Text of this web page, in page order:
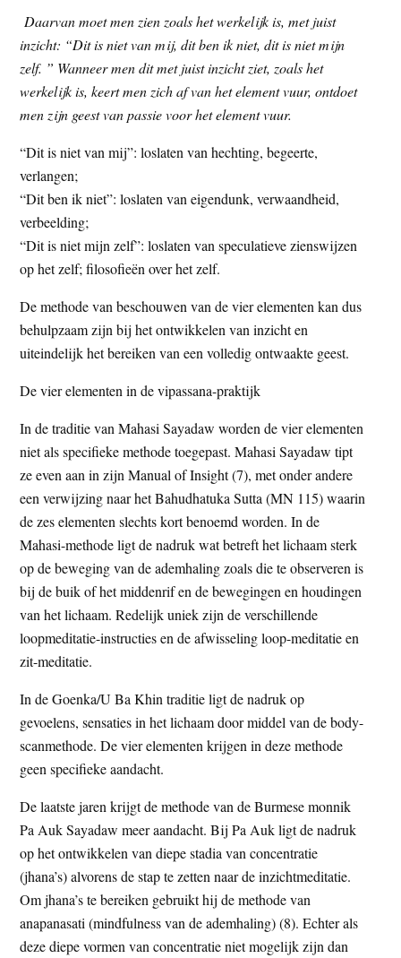
Daarvan moet men zien zoals het werkelijk is, met juist
inzicht: “Dit is niet van mij, dit ben ik niet, dit is niet mijn
zelf. ” Wanneer men dit met juist inzicht ziet, zoals het
werkelijk is, keert men zich af van het element vuur, ontdoet
men zijn geest van passie voor het element vuur.
“Dit is niet van mij”: loslaten van hechting, begeerte,
verlangen;
“Dit ben ik niet”: loslaten van eigendunk, verwaandheid,
verbeelding;
“Dit is niet mijn zelf”: loslaten van speculatieve zienswijzen
op het zelf; filosofieën over het zelf.
De methode van beschouwen van de vier elementen kan dus
behulpzaam zijn bij het ontwikkelen van inzicht en
uiteindelijk het bereiken van een volledig ontwaakte geest.
De vier elementen in de vipassana-praktijk
In de traditie van Mahasi Sayadaw worden de vier elementen
niet als specifieke methode toegepast. Mahasi Sayadaw tipt
ze even aan in zijn Manual of Insight (7), met onder andere
een verwijzing naar het Bahudhatuka Sutta (MN 115) waarin
de zes elementen slechts kort benoemd worden. In de
Mahasi-methode ligt de nadruk wat betreft het lichaam sterk
op de beweging van de ademhaling zoals die te observeren is
bij de buik of het middenrif en de bewegingen en houdingen
van het lichaam. Redelijk uniek zijn de verschillende
loopmeditatie-instructies en de afwisseling loop-meditatie en
zit-meditatie.
In de Goenka/U Ba Khin traditie ligt de nadruk op
gevoelens, sensaties in het lichaam door middel van de body-
scanmethode. De vier elementen krijgen in deze methode
geen specifieke aandacht.
De laatste jaren krijgt de methode van de Burmese monnik
Pa Auk Sayadaw meer aandacht. Bij Pa Auk ligt de nadruk
op het ontwikkelen van diepe stadia van concentratie
(jhana’s) alvorens de stap te zetten naar de inzichtmeditatie.
Om jhana’s te bereiken gebruikt hij de methode van
anapanasati (mindfulness van de ademhaling) (8). Echter als
deze diepe vormen van concentratie niet mogelijk zijn dan